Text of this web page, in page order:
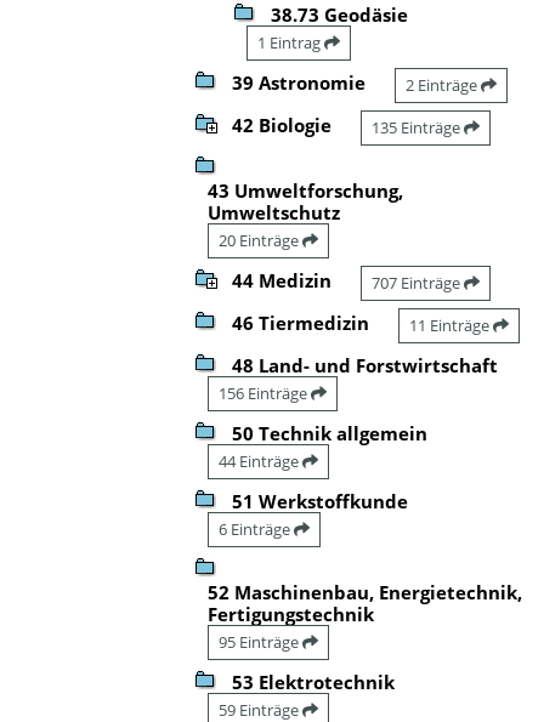
38.73 Geodäsie
1 Eintrag
39 Astronomie 2 Einträge
42 Biologie 135 Einträge
43 Umweltforschung,
Umweltschutz
20 Einträge
44 Medizin 707 Einträge
46 Tiermedizin 11 Einträge
48 Land- und Forstwirtschaft
156 Einträge
50 Technik allgemein
44 Einträge
51 Werkstoffkunde
6 Einträge
52 Maschinenbau, Energietechnik,
Fertigungstechnik
95 Einträge
53 Elektrotechnik
59 Einträge